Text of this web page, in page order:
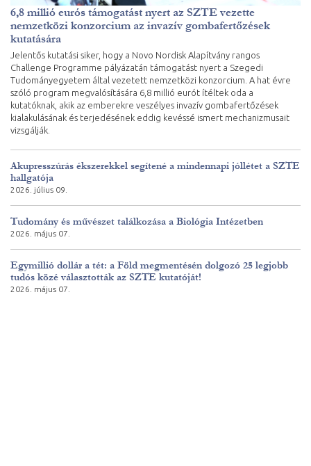
6,8 millió eurós támogatást nyert az SZTE vezette
nemzetközi konzorcium az invazív gombafertőzések
kutatására
Jelentős kutatási siker, hogy a Novo Nordisk Alapítvány rangos
Challenge Programme pályázatán támogatást nyert a Szegedi
Tudományegyetem által vezetett nemzetközi konzorcium. A hat évre
szóló program megvalósítására 6,8 millió eurót ítéltek oda a
kutatóknak, akik az emberekre veszélyes invazív gombafertőzések
kialakulásának és terjedésének eddig kevéssé ismert mechanizmusait
vizsgálják.
Akupresszúrás ékszerekkel segítené a mindennapi jóllétet a SZTE
hallgatója
2026. július 09.
Tudomány és művészet találkozása a Biológia Intézetben
2026. május 07.
Egymillió dollár a tét: a Föld megmentésén dolgozó 25 legjobb
tudós közé választották az SZTE kutatóját!
2026. május 07.